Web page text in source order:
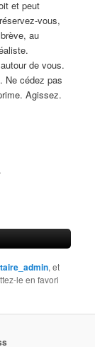
et peut
vous,
au
de vous.
Ne cédez pas
Agissez.
, et
le en favori